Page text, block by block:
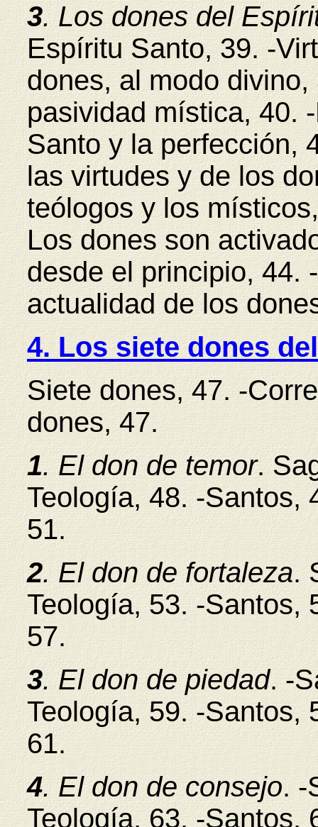
3. Los dones del
Espíritu Santo, 39. -
dones, al modo
pasividad mística, 40.
Santo y la perfección,
las virtudes y de los
teólogos y los
Los dones son
desde el principio, 44.
actualidad de los
4. Los siete dones
Siete dones, 47. -
dones, 47.
1. El don de temor.
Teología, 48. -Santos,
51.
2. El don de fortaleza.
Teología, 53. -Santos,
57.
3. El don de piedad. -
Teología, 59. -Santos,
61.
4. El don de consejo. -
Teología, 63. -Santos,